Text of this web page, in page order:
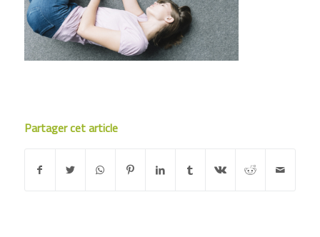
Partager cet article